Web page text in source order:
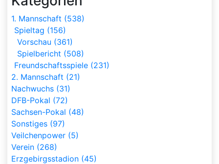
1. Mannschaft (538)
Spieltag (156)
Vorschau (361)
Spielbericht (508)
Freundschaftsspiele (231)
2. Mannschaft (21)
Nachwuchs (31)
DFB-Pokal (72)
Sachsen-Pokal (48)
Sonstiges (97)
Veilchenpower (5)
Verein (268)
Erzgebirgsstadion (45)